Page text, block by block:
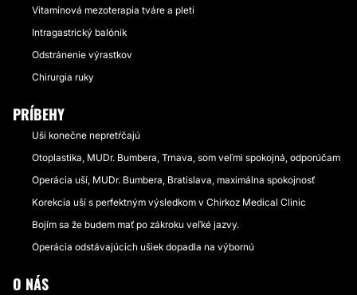
Vitamínová mezoterapia tváre a pleti
Intragastrický balónik
Odstránenie výrastkov
Chirurgia ruky
PRÍBEHY
Uši konečne nepretŕčajú
Otoplastika, MUDr. Bumbera, Trnava, som veľmi spokojná, odporúčam
Operácia uší, MUDr. Bumbera, Bratislava, maximálna spokojnosť
Korekcia uší s perfektným výsledkom v Chirkoz Medical Clinic
Bojím sa že budem mať po zákroku veľké jazvy.
Operácia odstávajúcich ušiek dopadla na výbornú
O NÁS